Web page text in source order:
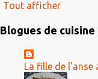
Tout afficher
Blogues de
La fille de l'anse